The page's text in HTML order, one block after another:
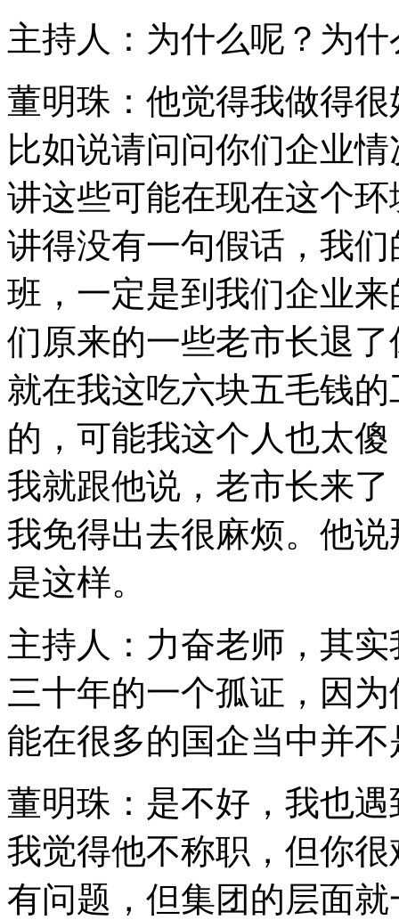
主持人：为什么呢？为
董明珠：他觉得我做得
比如说请问问你们企业
讲这些可能在现在这个
讲得没有一句假话，我
班，一定是到我们企业
们原来的一些老市长退
就在我这吃六块五毛钱
的，可能我这个人也太
我就跟他说，老市长来
我免得出去很麻烦。他
是这样。
主持人：力奋老师，其
三十年的一个孤证，因
能在很多的国企当中并
董明珠：是不好，我也
我觉得他不称职，但你
有问题，但集团的层面